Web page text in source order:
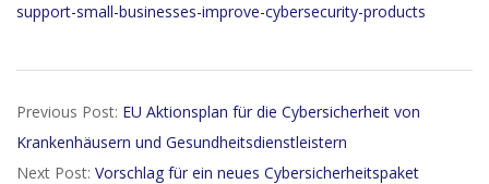
support-small-businesses-improve-cybersecurity-products
01-
29
Previous Post: EU Aktionsplan für die Cybersicherheit von
Krankenhäusern und Gesundheitsdienstleistern
Next Post: Vorschlag für ein neues Cybersicherheitspaket